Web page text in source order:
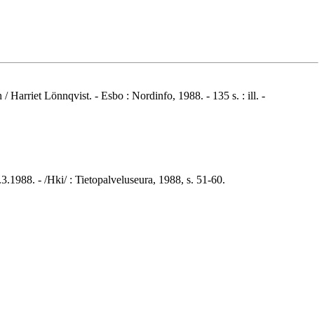
/ Harriet Lönnqvist. - Esbo : Nordinfo, 1988. - 135 s. : ill. -
- /Hki/ : Tietopalveluseura, 1988, s. 51-60.